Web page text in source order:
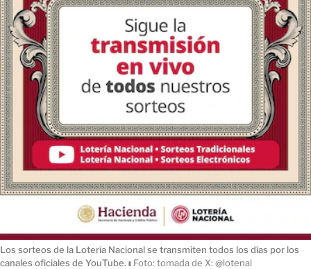
Los sorteos de la Lotería Nacional se transmiten todos los días por los
canales oficiales de YouTube. ı Foto: tomada de X: @lotenal